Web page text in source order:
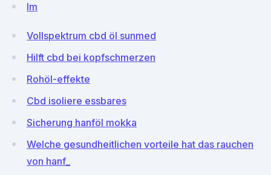
lm
Vollspektrum cbd öl sunmed
Hilft cbd bei kopfschmerzen
Rohöl-effekte
Cbd isoliere essbares
Sicherung hanföl mokka
Welche gesundheitlichen vorteile hat das rauchen
von hanf_